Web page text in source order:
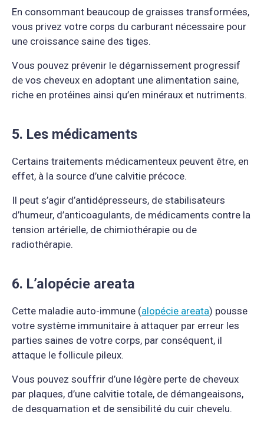
En consommant beaucoup de graisses transformées,
vous privez votre corps du carburant nécessaire pour
une croissance saine des tiges.
Vous pouvez prévenir le dégarnissement progressif
de vos cheveux en adoptant une alimentation saine,
riche en protéines ainsi qu’en minéraux et nutriments.
5. Les médicaments
Certains traitements médicamenteux peuvent être, en
effet, à la source d’une calvitie précoce.
Il peut s’agir d’antidépresseurs, de stabilisateurs
d’humeur, d’anticoagulants, de médicaments contre la
tension artérielle, de chimiothérapie ou de
radiothérapie.
6. L’alopécie areata
Cette maladie auto-immune (alopécie areata) pousse
votre système immunitaire à attaquer par erreur les
parties saines de votre corps, par conséquent, il
attaque le follicule pileux.
Vous pouvez souffrir d’une légère perte de cheveux
par plaques, d’une calvitie totale, de démangeaisons,
de desquamation et de sensibilité du cuir chevelu.